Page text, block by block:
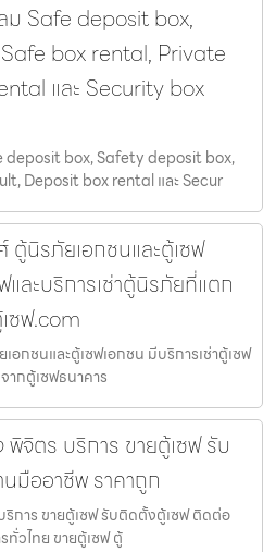
Safe deposit box,
box rental, Private
และ Security box
box, Safety deposit box,
Deposit box rental และ Secur
ตู้นิรภัยเอกชนและตู้เซฟ
และบริการเช่าตู้นิรภัยที่แตก
ซฟ.com
อกชนและตู้เซฟเอกชน มีบริการเช่าตู้เซฟ
ากตู้เซฟธนาคาร
พิจิตร บริการ ขายตู้เซฟ รับ
มืออาชีพ ราคาถูก
การ ขายตู้เซฟ รับติดตั้งตู้เซฟ ติดต่อ
ทั่วไทย ขายตู้เซฟ ตู้